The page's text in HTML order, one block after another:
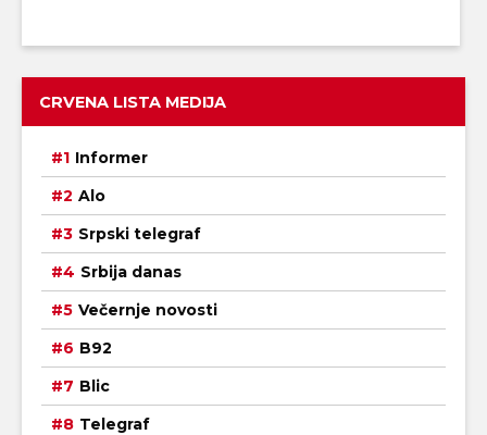
CRVENA LISTA MEDIJA
Informer
Alo
Srpski telegraf
Srbija danas
Večernje novosti
B92
Blic
Telegraf